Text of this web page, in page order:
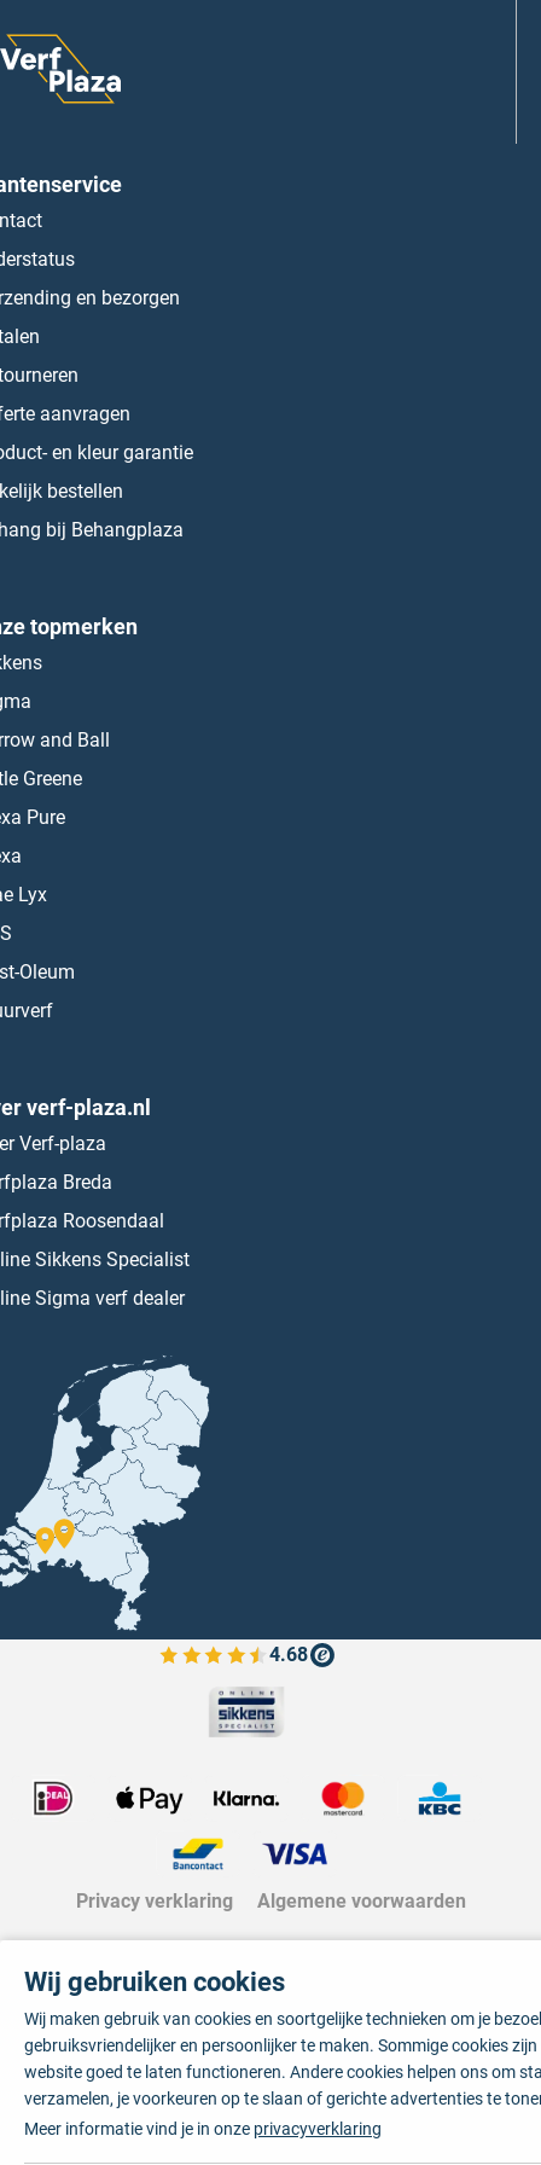
en bezorgen
aanvragen
en kleur garantie
bestellen
bij Behangplaza
topmerken
and Ball
Greene
Pure
Lyx
Oleum
verf-plaza.nl
Verf-plaza
Breda
Roosendaal
Sikkens Specialist
Sigma verf dealer
4.68
Bekijk de verfplaza beoordelingen
Privacy verklaring Algemene voorwaarden
Wij gebruiken cookies
Wij maken gebruik van cookies en soortgelijke technieken om je
gebruiksvriendelijker en persoonlijker te maken. Sommige cookies
website goed te laten functioneren. Andere cookies helpen ons om
verzamelen, je voorkeuren op te slaan of gerichte advertenties te
Meer informatie vind je in onze privacyverklaring